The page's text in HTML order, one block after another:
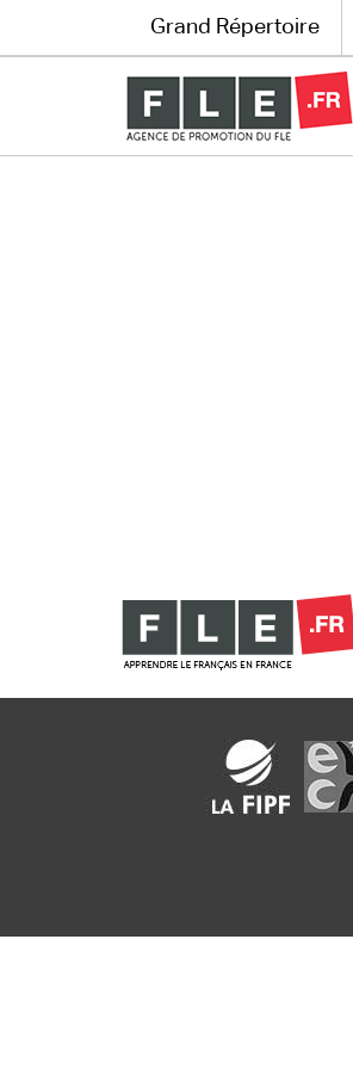
Grand Répertoire
Grand Répertoire